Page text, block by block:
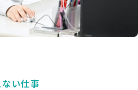
ない仕事